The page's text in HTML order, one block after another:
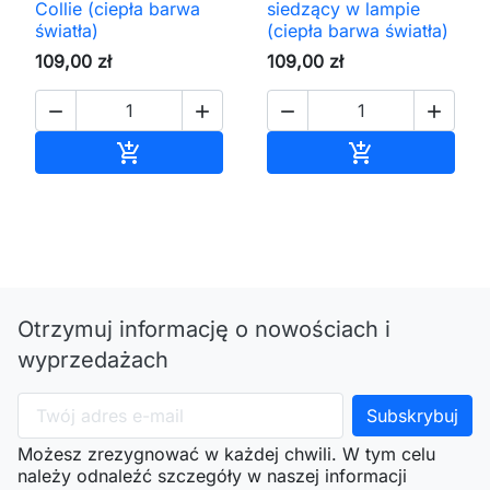
Collie (ciepła barwa
światła)
109,00 zł
 

siedzący w lampie
(ciepła barwa światła)
109,00 zł
 

Otrzymuj informację o nowościach i
wyprzedażach
Możesz zrezygnować w każdej chwili. W tym celu
należy odnaleźć szczegóły w naszej informacji